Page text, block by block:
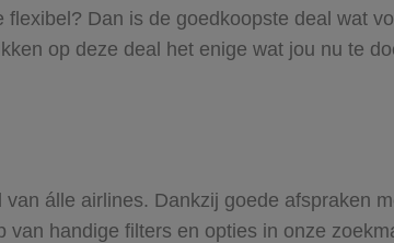
Dan is de goedkoopste deal wat
op deze deal het enige wat jou nu te
álle airlines. Dankzij goede afspraken
handige filters en opties in onze